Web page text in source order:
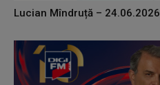
Lucian Mîndruță – 24.06.2026